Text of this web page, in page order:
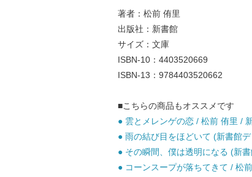
著者：松前 侑里
出版社：新書館
サイズ：文庫
ISBN-10：4403520669
ISBN-13：9784403520662
■こちらの商品もオススメです
● 雲とメレンゲの恋 / 松前 侑里 /
● 雨の結び目をほどいて (新書館
● その瞬間、僕は透明になる (新
● コーンスープが落ちてきて / 松